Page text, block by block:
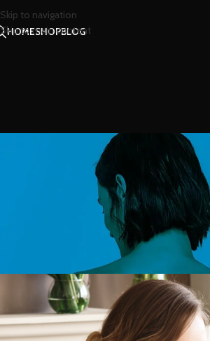
Skip to navigation
Skip to main content
HOMESHOPBLOG
สื่อรักด้วยค